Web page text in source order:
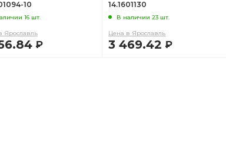
10
16 шт.
Ярославль
Р
14.1601130
В наличии 23 шт.
Цена в Ярославль
3 469.42 Р